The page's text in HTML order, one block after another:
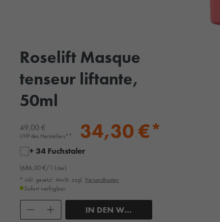
Roselift Masque
tenseur liftante,
50ml
49,00 €
UVP des Herstellers** 34,30 €*
+ 34 Fuchstaler
(686,00 €/1 Liter)
* inkl. gesetzl. MwSt. zzgl. Versandkosten
Sofort verfügbar
IN DEN WARENKORB